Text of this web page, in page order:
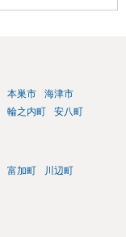
本巣市
海津市
輪之内町
安八町
富加町
川辺町